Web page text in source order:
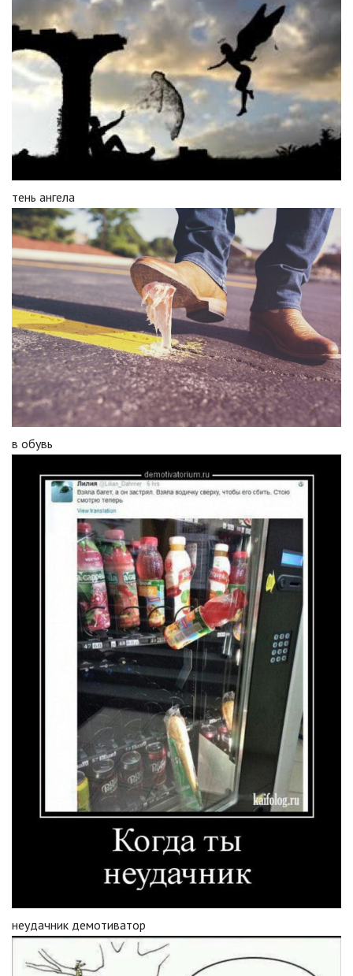
тень ангела
в обувь
неудачник демотиватор